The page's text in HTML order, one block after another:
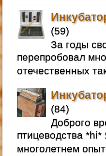
(59)
За годы
перепробовал
отечественных
(84)
Доброго
птицеводства
многолетнем